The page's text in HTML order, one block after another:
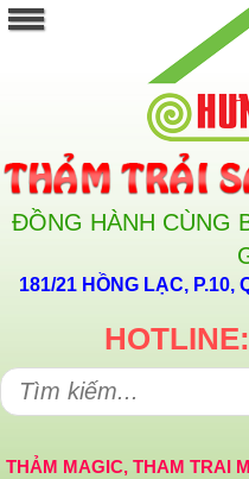
ĐỒNG HÀNH CÙNG
181/21 HỒNG LẠC, P.10,
THẢM MAGIC, THAM TRAI